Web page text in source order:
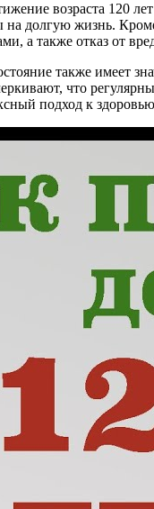
возраста 120
долгую жизнь.
а также отказ от
также имеет
что
подход к